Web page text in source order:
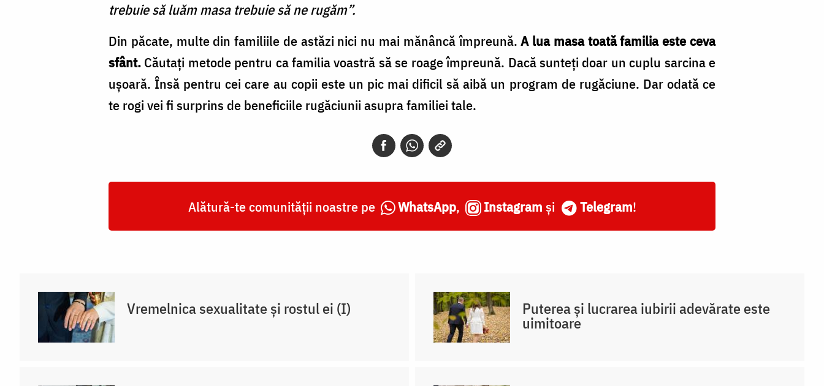
trebuie să luăm masa trebuie să ne rugăm”.
Din păcate, multe din familiile de astăzi nici nu mai mănâncă împreună.A lua masa toată familia este ceva
sfânt. Căutaţi metode pentru ca familia voastră să se roage împreună. Dacă sunteţi doar un cuplu sarcina e
uşoară. Însă pentru cei care au copii este un pic mai dificil să aibă un program de rugăciune. Dar odată ce
te rogi vei fi surprins de beneficiile rugăciunii asupra familiei tale.
Alătură-te comunității noastre pe WhatsApp, Instagram și Telegram!
Vremelnica sexualitate și rostul ei (I) Puterea și lucrarea iubirii adevărate este
uimitoare